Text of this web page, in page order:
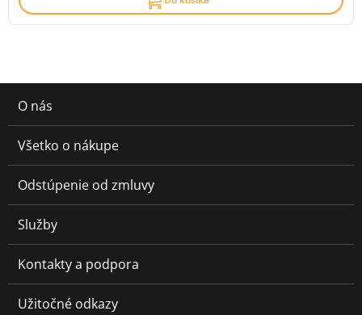
O nás
Všetko o nákupe
Odstúpenie od zmluvy
Služby
Kontakty a podpora
Užitočné odkazy